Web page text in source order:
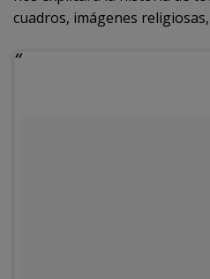
cuadros, imágenes